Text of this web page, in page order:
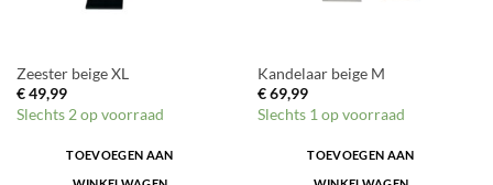
Zeester beige XL
€49,99
Slechts 2 op voorraad
TOEVOEGEN AAN
Kandelaar beige M
€69,99
Slechts 1 op voorraad
TOEVOEGEN AAN